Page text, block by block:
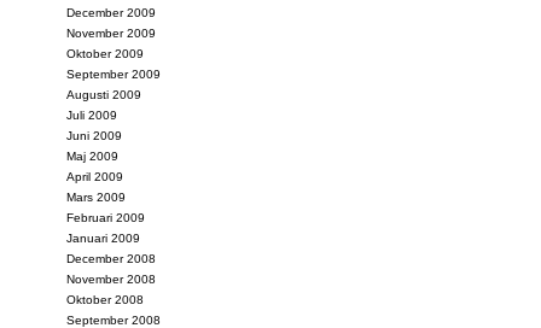
December 2009
November 2009
Oktober 2009
September 2009
Augusti 2009
Juli 2009
Juni 2009
Maj 2009
April 2009
Mars 2009
Februari 2009
Januari 2009
December 2008
November 2008
Oktober 2008
September 2008